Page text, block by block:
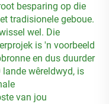
besparing op die
tradisionele geboue.
wel. Die
is 'n voorbeeld
en dus duurder
wêreldwyd, is
van jou